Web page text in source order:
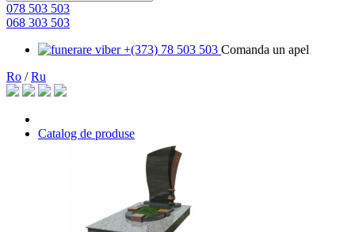
078 503 503
068 303 503
+(373) 78 503 503 Comanda un apel
Ro /Ru
Catalog de produse